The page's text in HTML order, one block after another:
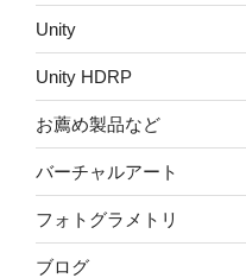
Unity
Unity HDRP
お薦め製品など
バーチャルアート
フォトグラメトリ
ブログ